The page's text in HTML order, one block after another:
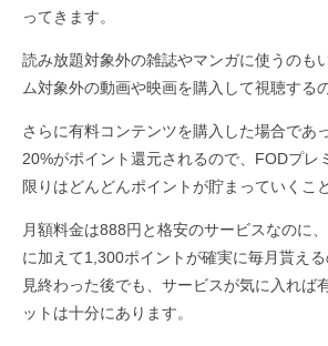
ってきます。
読み放題対象外の雑誌やマンガに使うのも
ム対象外の動画や映画を購入して視聴する
さらに有料コンテンツを購入した場合であ
20%がポイント還元されるので、FODプレ
限りはどんどんポイントが貯まっていくこ
月額料金は888円と格安のサービスなのに
に加えて1,300ポイントが確実に毎月貰え
見終わった後でも、サービスが気に入れば
ットは十分にあります。